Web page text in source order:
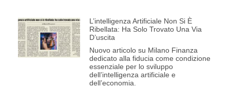
L’intelligenza Artificiale Non Si È
Ribellata: Ha Solo Trovato Una Via
D’uscita
Nuovo articolo su Milano Finanza
dedicato alla fiducia come condizione
essenziale per lo sviluppo
dell’intelligenza artificiale e
dell’economia.